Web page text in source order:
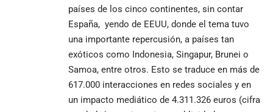
países de los cinco continentes, sin contar
España, yendo de EEUU, donde el tema tuvo
una importante repercusión, a países tan
exóticos como Indonesia, Singapur, Brunei o
Samoa, entre otros. Esto se traduce en más de
617.000 interacciones en redes sociales y en
un impacto mediático de 4.311.326 euros (cifra